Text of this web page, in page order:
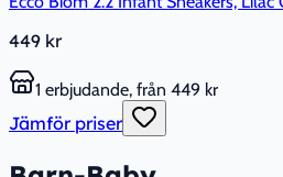
449 kr
1 erbjudande, från 449 kr
Jämför priser